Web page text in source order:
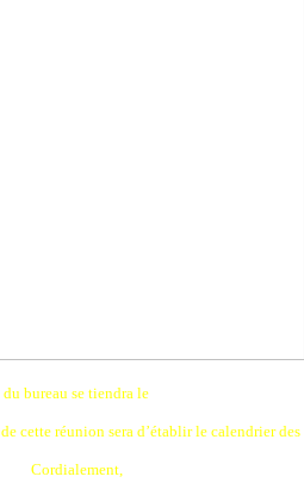
du bureau se tiendra le
cette réunion sera d’établir le calendrier des
Cordialement,